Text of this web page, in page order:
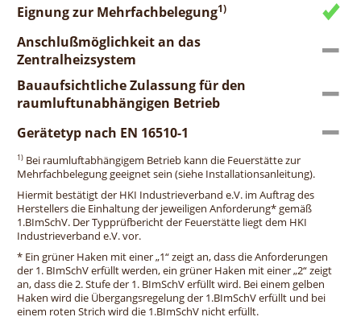
Eignung zur Mehrfachbelegung1)
Anschlußmöglichkeit an das
Zentralheizsystem
Bauaufsichtliche Zulassung für den
raumluftunabhängigen Betrieb
Gerätetyp nach EN 16510-1
1) Bei raumluftabhängigem Betrieb kann die Feuerstätte zur
Mehrfachbelegung geeignet sein (siehe Installationsanleitung).
Hiermit bestätigt der HKI Industrieverband e.V. im Auftrag des
Herstellers die Einhaltung der jeweiligen Anforderung* gemäß
1.BImSchV. Der Typprüfbericht der Feuerstätte liegt dem HKI
Industrieverband e.V. vor.
* Ein grüner Haken mit einer „1“ zeigt an, dass die Anforderungen
der 1. BImSchV erfüllt werden, ein grüner Haken mit einer „2“ zeigt
an, dass die 2. Stufe der 1. BImSchV erfüllt wird. Bei einem gelben
Haken wird die Übergangsregelung der 1.BImSchV erfüllt und bei
einem roten Strich wird die 1.BImSchV nicht erfüllt.